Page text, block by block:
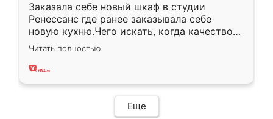
Заказала себе новый шкаф в студии
Ренессанс где ранее заказывала себе
новую кухню.Чего искать, когда качеством
вполне довольна. Служит кухня уже почти
два года, нареканий нет.
Читать полностью
Еще